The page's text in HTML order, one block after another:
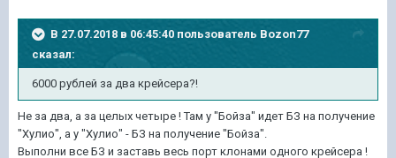
В 27.07.2018 в 06:45:40 пользователь Bozon77
сказал:
6000 рублей за два крейсера?!
Не за два, а за целых четыре ! Там у "Бойза" идет БЗ на получение
"Хулио", а у "Хулио" - БЗ на получение "Бойза".
Выполни все БЗ и заставь весь порт клонами одного крейсера !